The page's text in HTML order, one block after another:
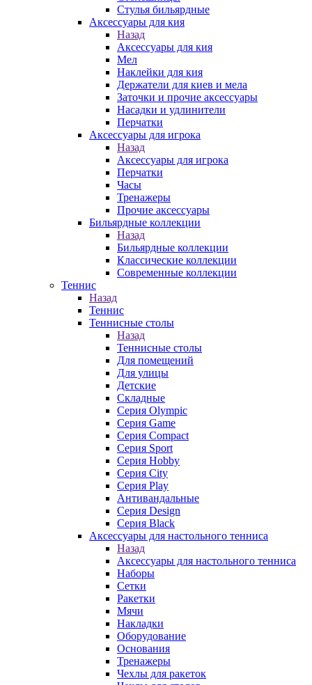
Стулья бильярдные
Аксессуары для кия
Назад
Аксессуары для кия
Мел
Наклейки для кия
Держатели для киев и мела
Заточки и прочие аксессуары
Насадки и удлинители
Перчатки
Аксессуары для игрока
Назад
Аксессуары для игрока
Перчатки
Часы
Тренажеры
Прочие аксессуары
Бильярдные коллекции
Назад
Бильярдные коллекции
Классические коллекции
Современные коллекции
Теннис
Назад
Теннис
Теннисные столы
Назад
Теннисные столы
Для помещений
Для улицы
Детские
Складные
Серия Olympic
Серия Game
Серия Compact
Серия Sport
Серия Hobby
Серия City
Серия Play
Антивандальные
Серия Design
Серия Black
Аксессуары для настольного тенниса
Назад
Аксессуары для настольного тенниса
Наборы
Сетки
Ракетки
Мячи
Накладки
Оборудование
Основания
Тренажеры
Чехлы для ракеток